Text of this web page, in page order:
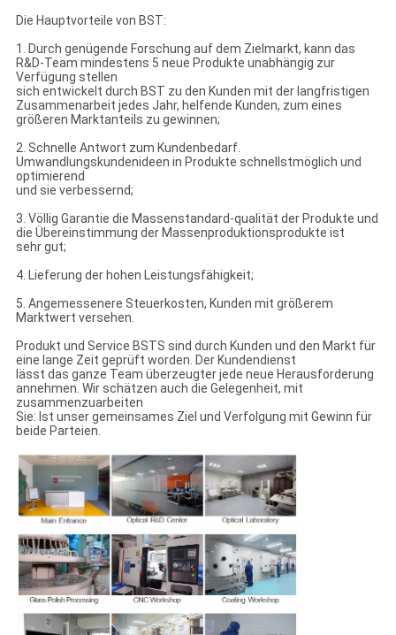
Die Hauptvorteile von BST:
1. Durch genügende Forschung auf dem Zielmarkt, kann das
R&D-Team mindestens 5 neue Produkte unabhängig zur
Verfügung stellen
sich entwickelt durch BST zu den Kunden mit der langfristigen
Zusammenarbeit jedes Jahr, helfende Kunden, zum eines
größeren Marktanteils zu gewinnen;
2. Schnelle Antwort zum Kundenbedarf.
Umwandlungskundenideen in Produkte schnellstmöglich und
optimierend
und sie verbessernd;
3. Völlig Garantie die Massenstandard-qualität der Produkte und
die Übereinstimmung der Massenproduktionsprodukte ist
sehr gut;
4. Lieferung der hohen Leistungsfähigkeit;
5. Angemessenere Steuerkosten, Kunden mit größerem
Marktwert versehen.
Produkt und Service BSTS sind durch Kunden und den Markt für
eine lange Zeit geprüft worden. Der Kundendienst
lässt das ganze Team überzeugter jede neue Herausforderung
annehmen. Wir schätzen auch die Gelegenheit, mit
zusammenzuarbeiten
Sie: Ist unser gemeinsames Ziel und Verfolgung mit Gewinn für
beide Parteien.